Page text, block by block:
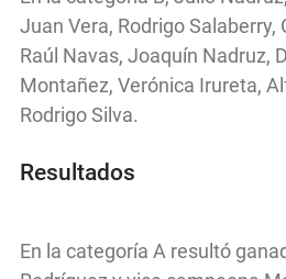
Juan Vera, Rodrigo Salaberry,
Raúl Navas, Joaquín Nadruz,
Montañez, Verónica Irureta,
Rodrigo Silva.
Resultados
En la categoría A resultó